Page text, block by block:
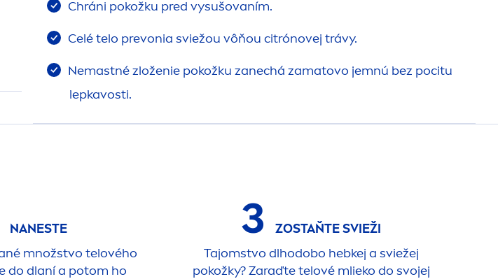
Chráni pokožku pred vysušovaním.
Celé telo prevonia sviežou vôňou citrónovej trávy.
Nemastné zloženie pokožku zanechá zamatovo jemnú bez pocitu
lepkavosti.
NANESTE
množstvo telového
do dlaní a potom ho
3
ZOSTAŇTE SVIEŽI
Tajomstvo dlhodobo hebkej a sviežej
pokožky? Zaraďte telové mlieko do svojej